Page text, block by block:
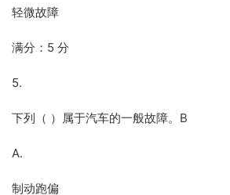
轻微故障
满分：5 分
5.
下列（ ）属于汽车的一般故障。B
A.
制动跑偏